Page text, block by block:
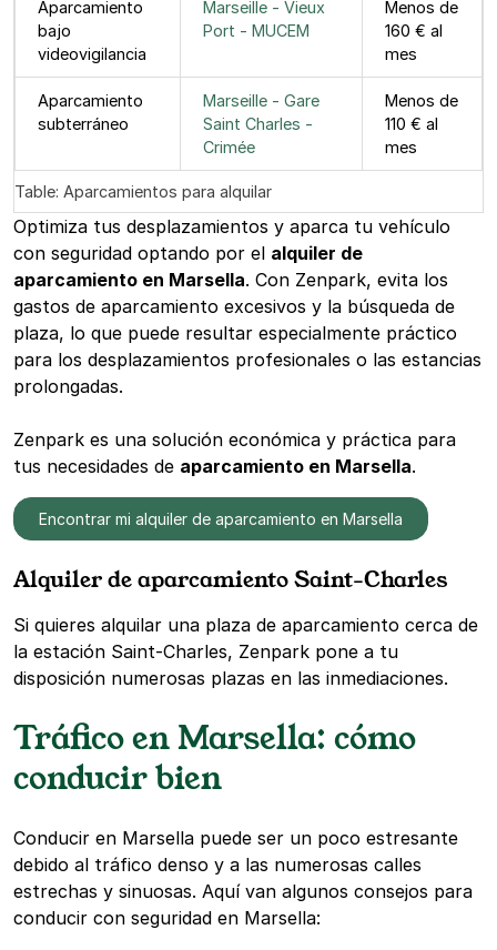
Table: Aparcamientos para alquilar
Aparcamiento
bajo
videovigilancia
Marseille - Vieux
Port - MUCEM
Menos de
160 € al
mes
Aparcamiento
subterráneo
Marseille - Gare
Saint Charles -
Crimée
Menos de
110 € al
mes
Optimiza tus desplazamientos y aparca tu vehículo
con seguridad optando por el alquiler de
aparcamiento en Marsella. Con Zenpark, evita los
gastos de aparcamiento excesivos y la búsqueda de
plaza, lo que puede resultar especialmente práctico
para los desplazamientos profesionales o las estancias
prolongadas.
Zenpark es una solución económica y práctica para
tus necesidades de aparcamiento en Marsella.
Encontrar mi alquiler de aparcamiento en Marsella
Alquiler de aparcamiento Saint-Charles
Si quieres alquilar una plaza de aparcamiento cerca de
la estación Saint-Charles, Zenpark pone a tu
disposición numerosas plazas en las inmediaciones.
Tráfico en Marsella: cómo
conducir bien
Conducir en Marsella puede ser un poco estresante
debido al tráfico denso y a las numerosas calles
estrechas y sinuosas. Aquí van algunos consejos para
conducir con seguridad en Marsella: